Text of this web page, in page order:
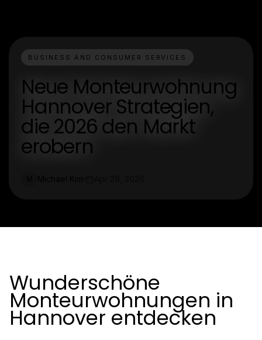
BUSINESS AND CONSUMER SERVICES
Neue Monteurwohnung
Hannover Strategien,
die 2026 den Markt
erobern
Wunderschöne
Monteurwohnungen in
Hannover entdecken